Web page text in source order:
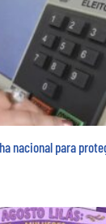
nacional para